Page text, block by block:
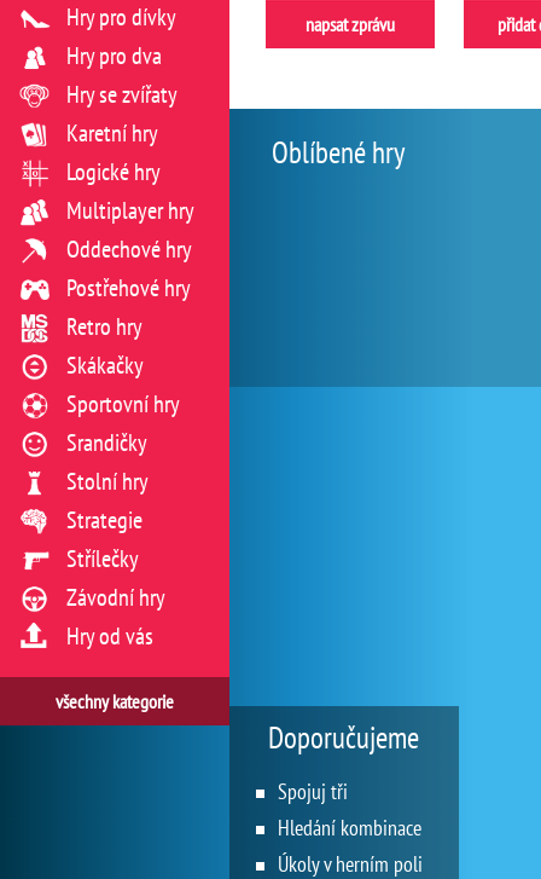
napsat zprávu přidat
Oblíbené hry
Hry pro dívky
Hry pro dva
Hry se zvířaty
Karetní hry
Logické hry
Multiplayer hry
Oddechové hry
Postřehové hry
Retro hry
Skákačky
Sportovní hry
Srandičky
Stolní hry
Strategie
Střílečky
Závodní hry
Hry od vás
všechny kategorie
Doporučujeme
Spojuj tři
Hledání kombinace
Úkoly v herním poli